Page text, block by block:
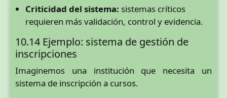
Criticidad del sistema: sistemas críticos
requieren más validación, control y evidencia.
10.14 Ejemplo: sistema de gestión de
inscripciones
Imaginemos una institución que necesita un
sistema de inscripción a cursos.